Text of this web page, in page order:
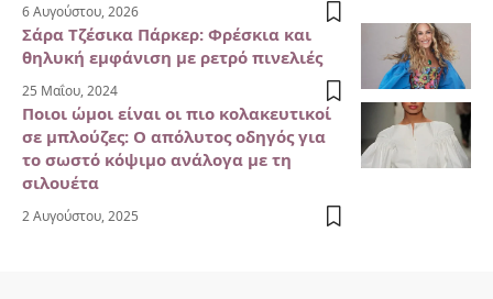
6 Αυγούστου, 2026
Σάρα Τζέσικα Πάρκερ: Φρέσκια και
θηλυκή εμφάνιση με ρετρό πινελιές
25 Μαΐου, 2024
Ποιοι ώμοι είναι οι πιο κολακευτικοί
σε μπλούζες: Ο απόλυτος οδηγός για
το σωστό κόψιμο ανάλογα με τη
σιλουέτα
2 Αυγούστου, 2025